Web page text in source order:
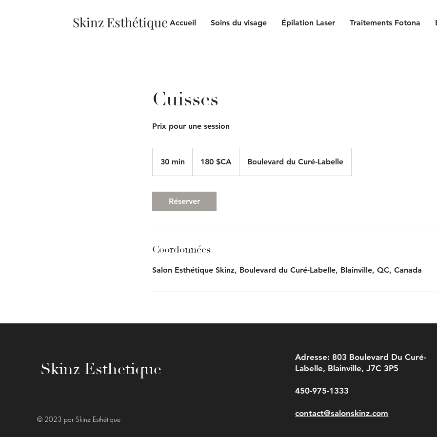
Skinz Esthétique Accueil Soins du visage Épilation Laser Traitements Fotona
Cuisses
Prix pour une session
30 min
0
canadiens
180 $CA Boulevard du Curé-Labelle
Réserver
Coordonnées
Salon Esthétique Skinz, Boulevard du Curé-Labelle, Blainville, QC, Canada
Skinz Esthetique
© 2023 par Skinz Esthétique
Adresse: 803 Boulevard Du Curé-
Labelle, Blainville, J7C 3P5
450-975-1333
contact@salonskinz.com